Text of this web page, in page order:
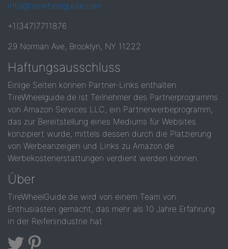
info@tirewheelguide.com
+1(347)7711876
29 Norman Ave, Brooklyn, NY 11222
Haftungsausschluss
Einige Seiten können Partner-Links enthalten.
TireWheelguide.de ist Teilnehmer des Partnerprogramms
von Amazon Services LLC, ein Partnerwerbeprogramm,
das zur Bereitstellung eines Mediums für Websites
konzipiert wurde, mittels dessen durch die Platzierung
von Werbeanzeigen und Links zu Amazon.de
Werbekostenerstattungen verdient werden können.
Über
TireWheelGuide.de wird von einem Team von
Enthusiasten gemacht, das mehr als 10 Jahre Erfahrung
in der Reifenindustrie hat